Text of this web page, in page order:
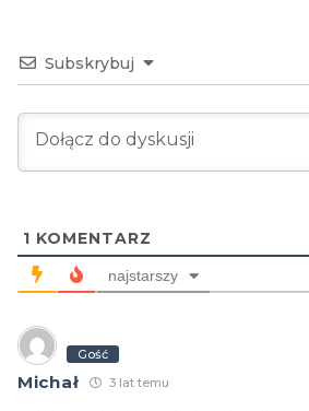
Subskrybuj
1 KOMENTARZ
najstarszy
Gość
Michał 3 lat temu